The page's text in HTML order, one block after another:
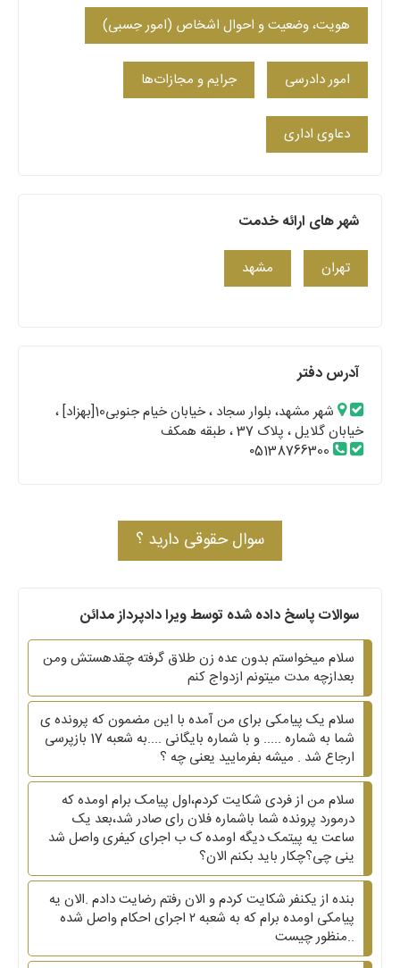
هویت، وضعیت و احوال اشخاص (امور حِسبی)
امور دادرسی جرایم و مجازات‌ها
دعاوی اداری
شهر های ارائه خدمت
تهران مشهد
آدرس دفتر
شهر مشهد، بلوار سجاد ، خیابان خیام جنوبی10[بهزاد] ،
خیابان گلایل ، پلاک 37 ، طبقه همکف
۰5138766300
سوال حقوقی دارید ؟
سوالات پاسخ داده شده توسط ویرا دادپرداز مدائن
سلام میخواستم بدون عده زن طلاق گرفته چقدهستش ومن
بعدازچه مدت میتونم ازدواج کنم
سلام یک پیامکی برای من آمده با این مضمون که پرونده ی
شما به شماره ..... و با شماره بایگانی ....به شعبه 17 بازپرسی
ارجاع شد . میشه بفرمایید یعنی چه ؟
سلام من از فردی شکایت کردم،اول پیامک برام اومده که
درمورد پرونده شما باشماره فلان رای صادر شد،بعد یک
ساعت یه پیتمک دیگه اومده ک ب اجرای کیفری واصل شد
ینی چی؟چکار باید بکنم الان؟
بنده از یکنفر شکایت کردم و الان رفتم رضایت دادم .الان یه
پیامکی اومده برام که به شعبه ۲ اجرای احکام واصل شده
..منظور چیست